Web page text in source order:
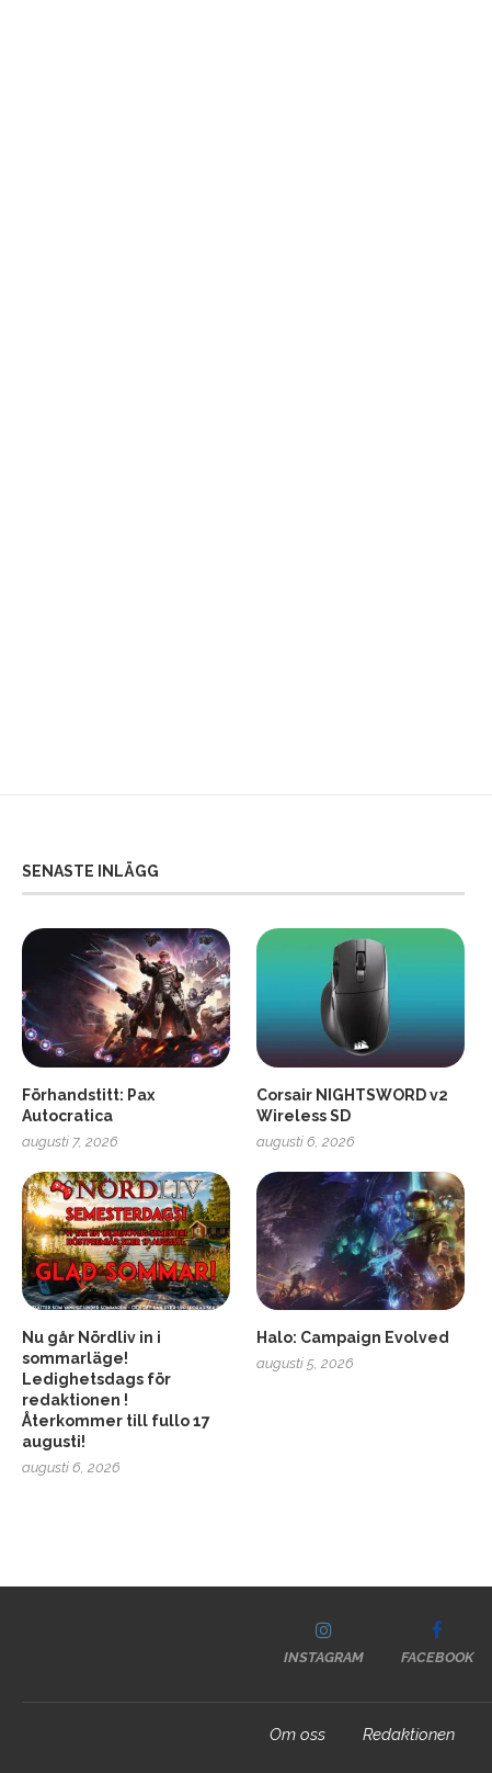
SENASTE INLÄGG
Förhandstitt: Pax
Autocratica
augusti 7, 2026
Corsair NIGHTSWORD v2
Wireless SD
augusti 6, 2026
Nu går Nördliv in i
sommarläge!
Ledighetsdags för
redaktionen !
Återkommer till fullo 17
augusti!
augusti 6, 2026
Halo: Campaign Evolved
augusti 5, 2026
Soundcore Liberty 5 Pro
INSTAGRAM FACEBOOK
Om oss Redaktionen